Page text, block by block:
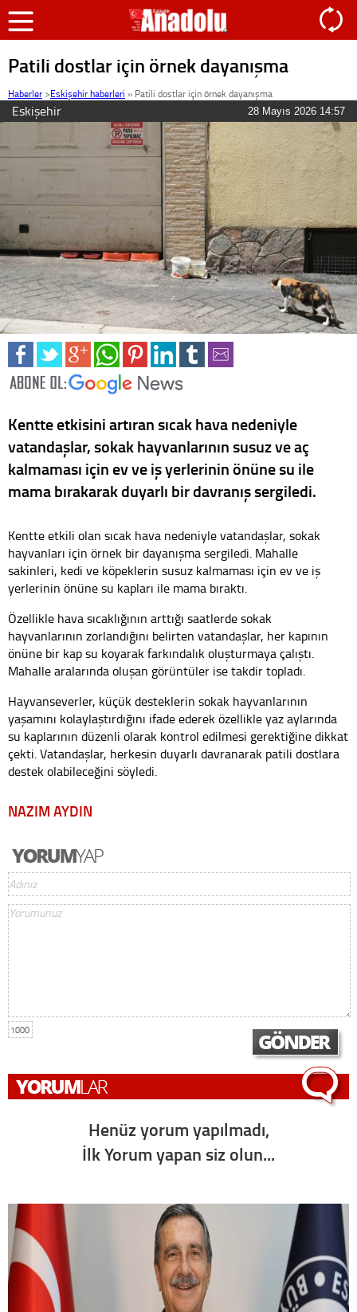
Patili dostlar için örnek dayanışma
Haberler >Eskişehir haberleri » Patili dostlar için örnek dayanışma
Eskişehir 28 Mayıs 2026 14:57
Kentte etkisini artıran sıcak hava nedeniyle
vatandaşlar, sokak hayvanlarının susuz ve aç
kalmaması için ev ve iş yerlerinin önüne su ile
mama bırakarak duyarlı bir davranış sergiledi.
Kentte etkili olan sıcak hava nedeniyle vatandaşlar, sokak
hayvanları için örnek bir dayanışma sergiledi. Mahalle
sakinleri, kedi ve köpeklerin susuz kalmaması için ev ve iş
yerlerinin önüne su kapları ile mama bıraktı.
Özellikle hava sıcaklığının arttığı saatlerde sokak
hayvanlarının zorlandığını belirten vatandaşlar, her kapının
önüne bir kap su koyarak farkındalık oluşturmaya çalıştı.
Mahalle aralarında oluşan görüntüler ise takdir topladı.
Hayvanseverler, küçük desteklerin sokak hayvanlarının
yaşamını kolaylaştırdığını ifade ederek özellikle yaz aylarında
su kaplarının düzenli olarak kontrol edilmesi gerektiğine dikkat
çekti. Vatandaşlar, herkesin duyarlı davranarak patili dostlara
destek olabileceğini söyledi.
NAZIM AYDIN
1000
Henüz yorum yapılmadı,
İlk Yorum yapan siz olun...